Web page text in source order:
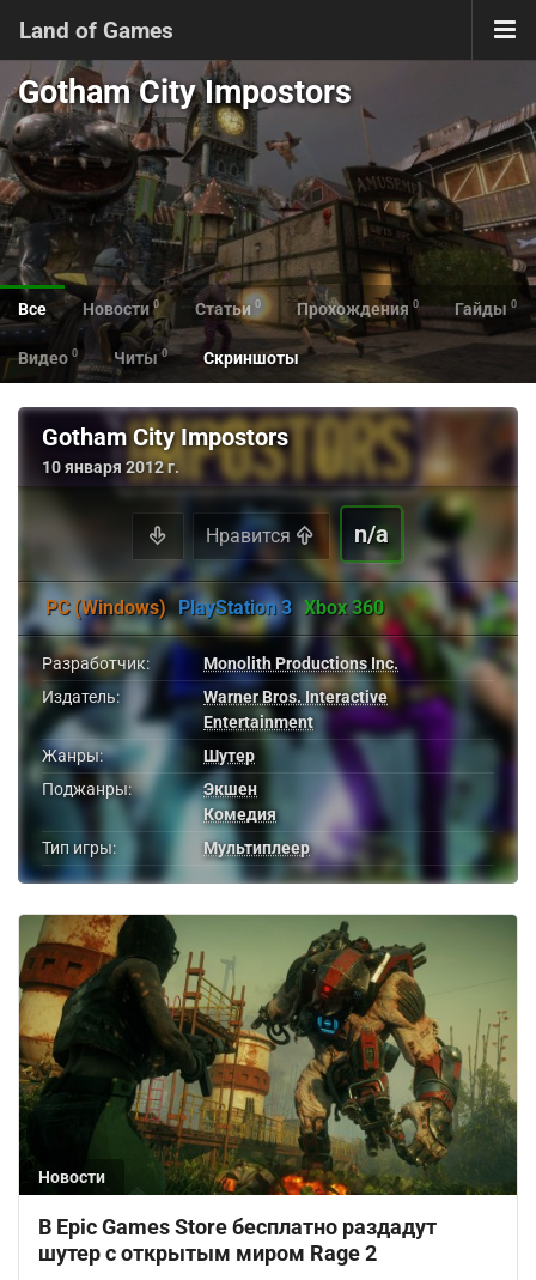
Land of Games
Gotham City Impostors
Все Новости 0 Статьи 0 Прохождения 0 Гайды 0
Видео 0 Читы 0 Скриншоты
Gotham City Impostors
10 января 2012 г.
Нравится n/a
PC (Windows) PlayStation 3 Xbox 360
Разработчик:
Monolith Productions Inc.
Издатель:
Warner Bros. Interactive
Entertainment
Жанры:
Шутер
Поджанры:
Экшен
Комедия
Тип игры:
Мультиплеер
Новости
В Epic Games Store бесплатно раздадут
шутер с открытым миром Rage 2